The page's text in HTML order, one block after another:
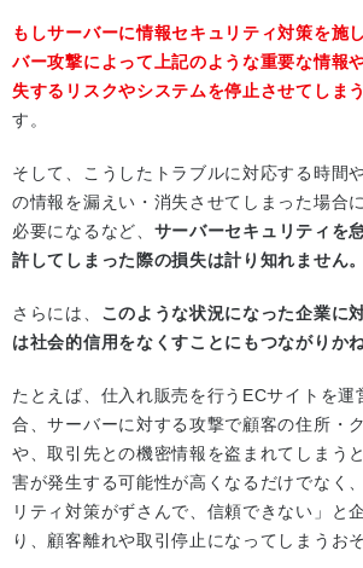
もしサーバーに情報セキュリティ対策を施
バー攻撃によって上記のような重要な情報
失するリスクやシステムを停止させてしま
す。
そして、こうしたトラブルに対応する時間
の情報を漏えい・消失させてしまった場合
必要になるなど、 サーバーセキュリティを
許してしまった際の損失は計り知れません。
さらには、 このような状況になった企業に
は社会的信用をなくすことにもつながりか
たとえば、仕入れ販売を行うECサイトを運
合、サーバーに対する攻撃で顧客の住所・
や、取引先との機密情報を盗まれてしまう
害が発生する可能性が高くなるだけでなく
リティ対策がずさんで、信頼できない」と
り、顧客離れや取引停止になってしまうお